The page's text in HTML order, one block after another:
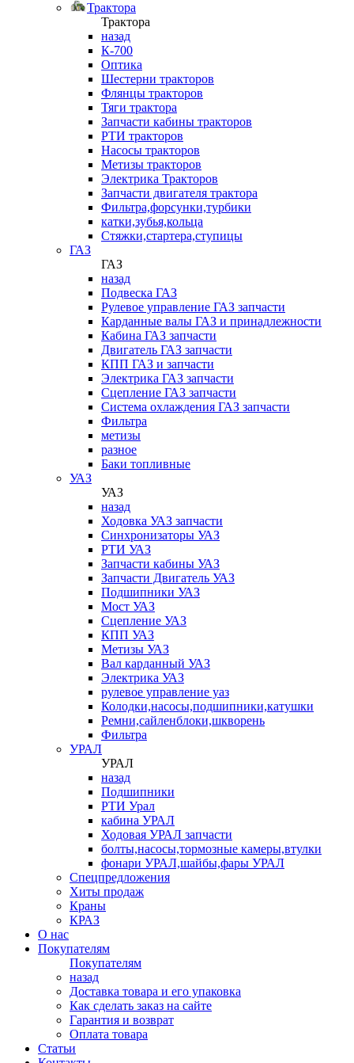
Трактора
Трактора
назад
К-700
Оптика
Шестерни тракторов
Флянцы тракторов
Тяги трактора
Запчасти кабины тракторов
РТИ тракторов
Насосы тракторов
Метизы тракторов
Электрика Тракторов
Запчасти двигателя трактора
Фильтра,форсунки,турбики
катки,зубья,кольца
Стяжки,стартера,ступицы
ГАЗ
ГАЗ
назад
Подвеска ГАЗ
Рулевое управление ГАЗ запчасти
Карданные валы ГАЗ и принадлежности
Кабина ГАЗ запчасти
Двигатель ГАЗ запчасти
КПП ГАЗ и запчасти
Электрика ГАЗ запчасти
Сцепление ГАЗ запчасти
Система охлаждения ГАЗ запчасти
Фильтра
метизы
разное
Баки топливные
УАЗ
УАЗ
назад
Ходовка УАЗ запчасти
Синхронизаторы УАЗ
РТИ УАЗ
Запчасти кабины УАЗ
Запчасти Двигатель УАЗ
Подшипники УАЗ
Мост УАЗ
Сцепление УАЗ
КПП УАЗ
Метизы УАЗ
Вал карданный УАЗ
Электрика УАЗ
рулевое управление уаз
Колодки,насосы,подшипники,катушки
Ремни,сайленблоки,шкворень
Фильтра
УРАЛ
УРАЛ
назад
Подшипники
РТИ Урал
кабина УРАЛ
Ходовая УРАЛ запчасти
болты,насосы,тормозные камеры,втулки
фонари УРАЛ,шайбы,фары УРАЛ
Спецпредложения
Хиты продаж
Краны
КРАЗ
О нас
Покупателям
Покупателям
назад
Доставка товара и его упаковка
Как сделать заказ на сайте
Гарантия и возврат
Оплата товара
Статьи